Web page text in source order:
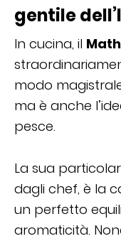
gentile
In cucina, il
modo
ma è anche
pesce.
La sua
dagli chef, è la
un perfetto
aromaticità.